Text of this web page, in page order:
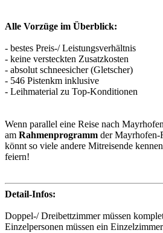
Alle Vorzüge im Überblick:
- bestes Preis-/ Leistungsverhältnis
- keine versteckten Zusatzkosten
- absolut schneesicher (Gletscher)
- 546 Pistenkm inklusive
- Leihmaterial zu Top-Konditionen
Wenn parallel eine Reise nach
am Rahmenprogramm der Mayrhofen-
könnt so viele andere Mitreisende
feiern!
Detail-Infos:
Doppel-/ Dreibettzimmer müssen
Einzelpersonen müssen ein